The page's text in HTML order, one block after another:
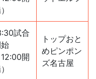
試合
12:00開
トップおと
めピンポン
ズ名古屋